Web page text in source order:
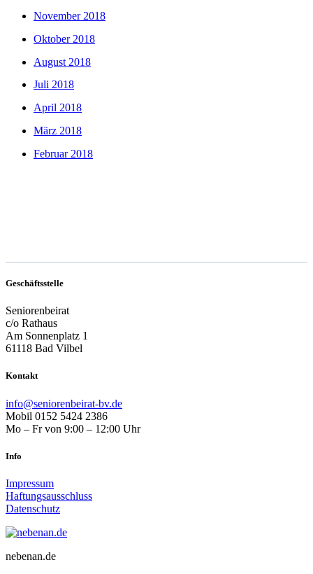
November 2018
Oktober 2018
August 2018
Juli 2018
April 2018
März 2018
Februar 2018
Geschäftsstelle
Seniorenbeirat
c/o Rathaus
Am Sonnenplatz 1
61118 Bad Vilbel
Kontakt
info@seniorenbeirat-bv.de
Mobil 0152 5424 2386
Mo – Fr von 9:00 – 12:00 Uhr
Info
Impressum
Haftungsausschluss
Datenschutz
nebenan.de